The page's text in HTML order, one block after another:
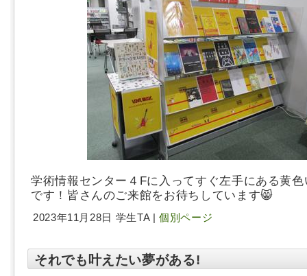
学術情報センター４Fに入ってすぐ左手にある黄
です！皆さんのご来館をお待ちしています😸
2023年11月28日 学生TA |個別ページ
それでも叶えたい夢がある!